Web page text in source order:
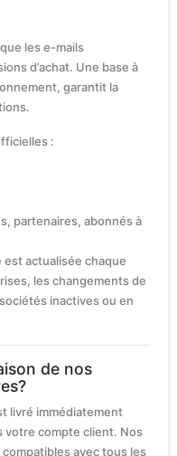
les e-mails
d’achat. Une base à
garantit la
:
partenaires, abonnés à
actualisée chaque
les changements de
inactives ou en
de nos
livré immédiatement
votre compte client. Nos
avec tous les